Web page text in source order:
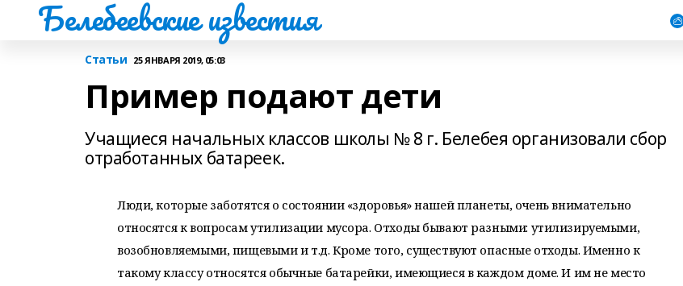
Белебеевские известия
Статьи 25 ЯНВАРЯ 2019, 05:03
Пример подают дети
Учащиеся начальных классов школы № 8 г. Белебея организовали сбор
отработанных батареек.
Люди, которые заботятся о состоянии «здоровья» нашей планеты, очень внимательно
относятся к вопросам утилизации мусора. Отходы бывают разными: утилизируемыми,
возобновляемыми, пищевыми и т.д. Кроме того, существуют опасные отходы. Именно к
такому классу относятся обычные батарейки, имеющиеся в каждом доме. И им не место